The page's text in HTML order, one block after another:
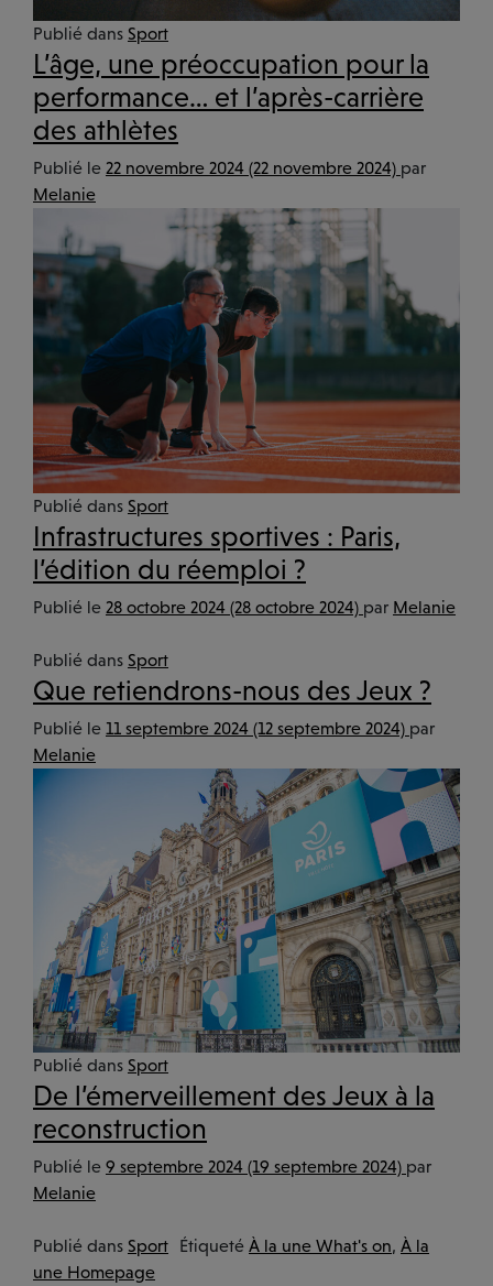
ACTUALITÉS
Publié dans Sport
L’âge, une préoccupation pour la
performance… et l’après-carrière
des athlètes
Publié le 22 novembre 2024 (22 novembre 2024) par
Melanie
Publié dans Sport
Infrastructures sportives : Paris,
l’édition du réemploi ?
Publié le 28 octobre 2024 (28 octobre 2024) par Melanie
Publié dans Sport
Que retiendrons-nous des Jeux ?
Publié le 11 septembre 2024 (12 septembre 2024) par
Melanie
Publié dans Sport
De l’émerveillement des Jeux à la
reconstruction
Publié le 9 septembre 2024 (19 septembre 2024) par
Melanie
Publié dans Sport Étiqueté À la une What's on, À la
une Homepage